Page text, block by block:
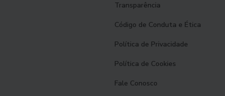
Transparência
Código de Conduta e Ética
Política de Privacidade
Política de Cookies
Fale Conosco